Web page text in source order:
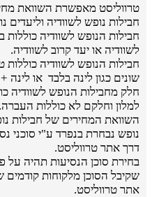
טרווליסט מאפשרת השוואת
חבילות נופש לשוודיה וליעדים
חבילות הנופש לשוודיה כוללות
לשוודיה או יעד קרוב לשוודיה.
חבילות הנופש לשוודיה כוללות
שונים כגון לינה בלבד או לינה
חלק מחבילות הנופש
למלון וחלקם לא כוללות העברה.
השוואת המחירים של חבילות
נופש נבחרת בנפרד ע"י סוכני
דרך אתר טרווליסט.
בחירת סוכן הנסיעות תהיה על
שקיבל הסוכן מלקוחות קודמים
אתר טרווליסט.